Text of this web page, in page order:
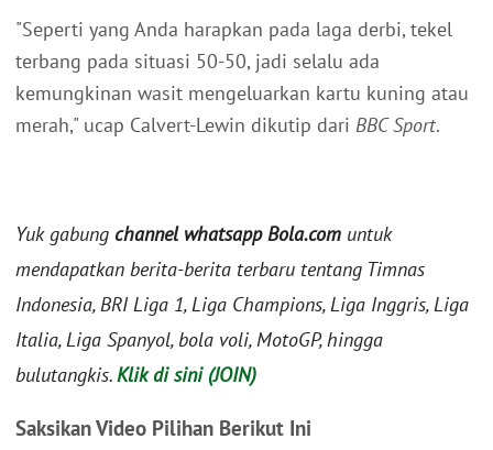
"Seperti yang Anda harapkan pada laga derbi, tekel
terbang pada situasi 50-50, jadi selalu ada
kemungkinan wasit mengeluarkan kartu kuning atau
merah," ucap Calvert-Lewin dikutip dari BBC Sport.
Yuk gabung channel whatsapp Bola.com untuk
mendapatkan berita-berita terbaru tentang Timnas
Indonesia, BRI Liga 1, Liga Champions, Liga Inggris, Liga
Italia, Liga Spanyol, bola voli, MotoGP, hingga
bulutangkis.Klik di sini (JOIN)
Saksikan Video Pilihan Berikut Ini